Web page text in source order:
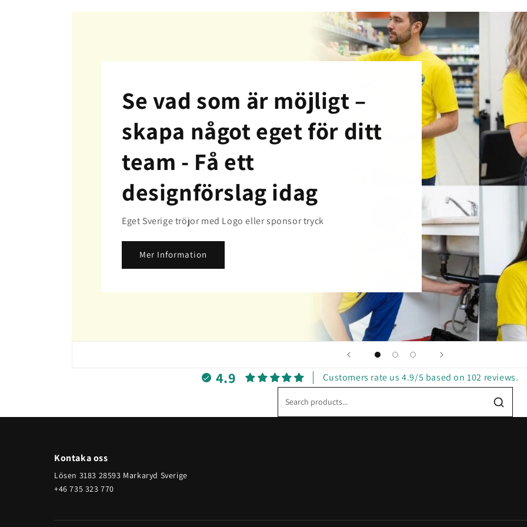
Se vad som är möjligt –
skapa något eget för ditt
team - Få ett
designförslag idag
Eget Sverige tröjor med Logo eller sponsor tryck
Mer Information
4.9 Customers rate us 4.9/5 based on 102 reviews.
Kontaka oss
Lösen 3183 28593 Markaryd Sverige
+46 735 323 770